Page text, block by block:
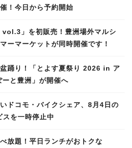
！今日から予約開始
vol.3」を初販売！豊洲場外マルシ
ーマーケットが同時開催です！
踊り！「とよす夏祭り 2026 in ア
と豊洲」が開催へ
ドコモ・バイクシェア、8月4日の
を一時停止中
放題！平日ランチがおトクな